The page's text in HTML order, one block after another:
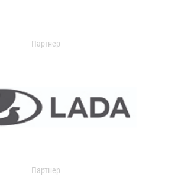
Партнер
Партнер